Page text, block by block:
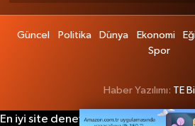
Güncel Politika Dünya Ekonomi
Spor
Haber Yazılımı: TE
En iyi site deneyimi sağlamak için